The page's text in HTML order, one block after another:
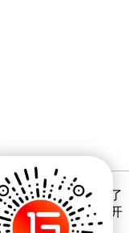
龙蟠路隧道都安装了
道外，还对超速、开
拍。